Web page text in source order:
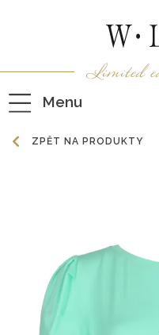
Menu
PODŠITÉ KABÁTKY
VESTY
KALHOTY
ZPĚT NA PRODUKTY